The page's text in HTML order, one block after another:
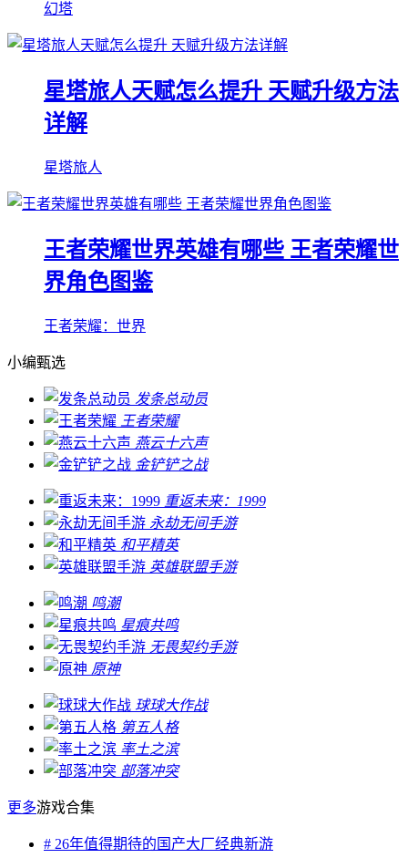
幻塔
星塔旅人天赋怎么提升 天赋升级方法
详解
星塔旅人
王者荣耀世界英雄有哪些 王者荣耀世
界角色图鉴
王者荣耀：世界
小编甄选
发条总动员
王者荣耀
燕云十六声
金铲铲之战
重返未来：1999
永劫无间手游
和平精英
英雄联盟手游
鸣潮
星痕共鸣
无畏契约手游
原神
球球大作战
第五人格
率土之滨
部落冲突
更多游戏合集
# 26年值得期待的国产大厂经典新游